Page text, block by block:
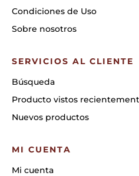
Condiciones de Uso
Sobre nosotros
SERVICIOS AL CLIENTE
Búsqueda
Producto vistos
Nuevos productos
MI CUENTA
Mi cuenta